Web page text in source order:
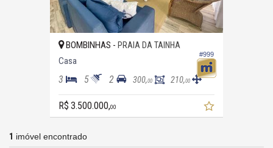
#999
BOMBINHAS - PRAIA DA TAINHA
Casa
3 5 2 300,00 210,00
R$ 3.500.000,00
1 imóvel encontrado